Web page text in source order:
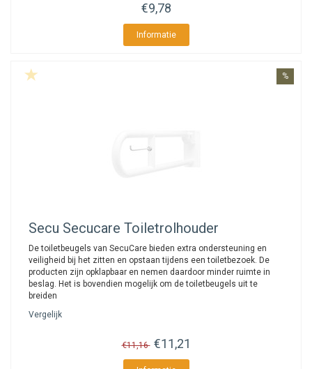
€9,78
Informatie
%
Secu Secucare Toiletrolhouder
De toiletbeugels van SecuCare bieden extra ondersteuning en
veiligheid bij het zitten en opstaan tijdens een toiletbezoek. De
producten zijn opklapbaar en nemen daardoor minder ruimte in
beslag. Het is bovendien mogelijk om de toiletbeugels uit te
breiden
Vergelijk
€11,16 €11,21